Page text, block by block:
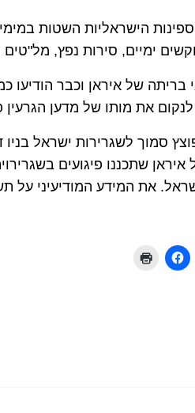
הישראליות השטות
ימיים, סירות נפץ,
בריתה של איראן וכבר הודיעו
את מותו של מדען הגרעין
סמוך לשגרירות ישראל בניו
שתכננו פיגועים
את המידע המודיעיני על